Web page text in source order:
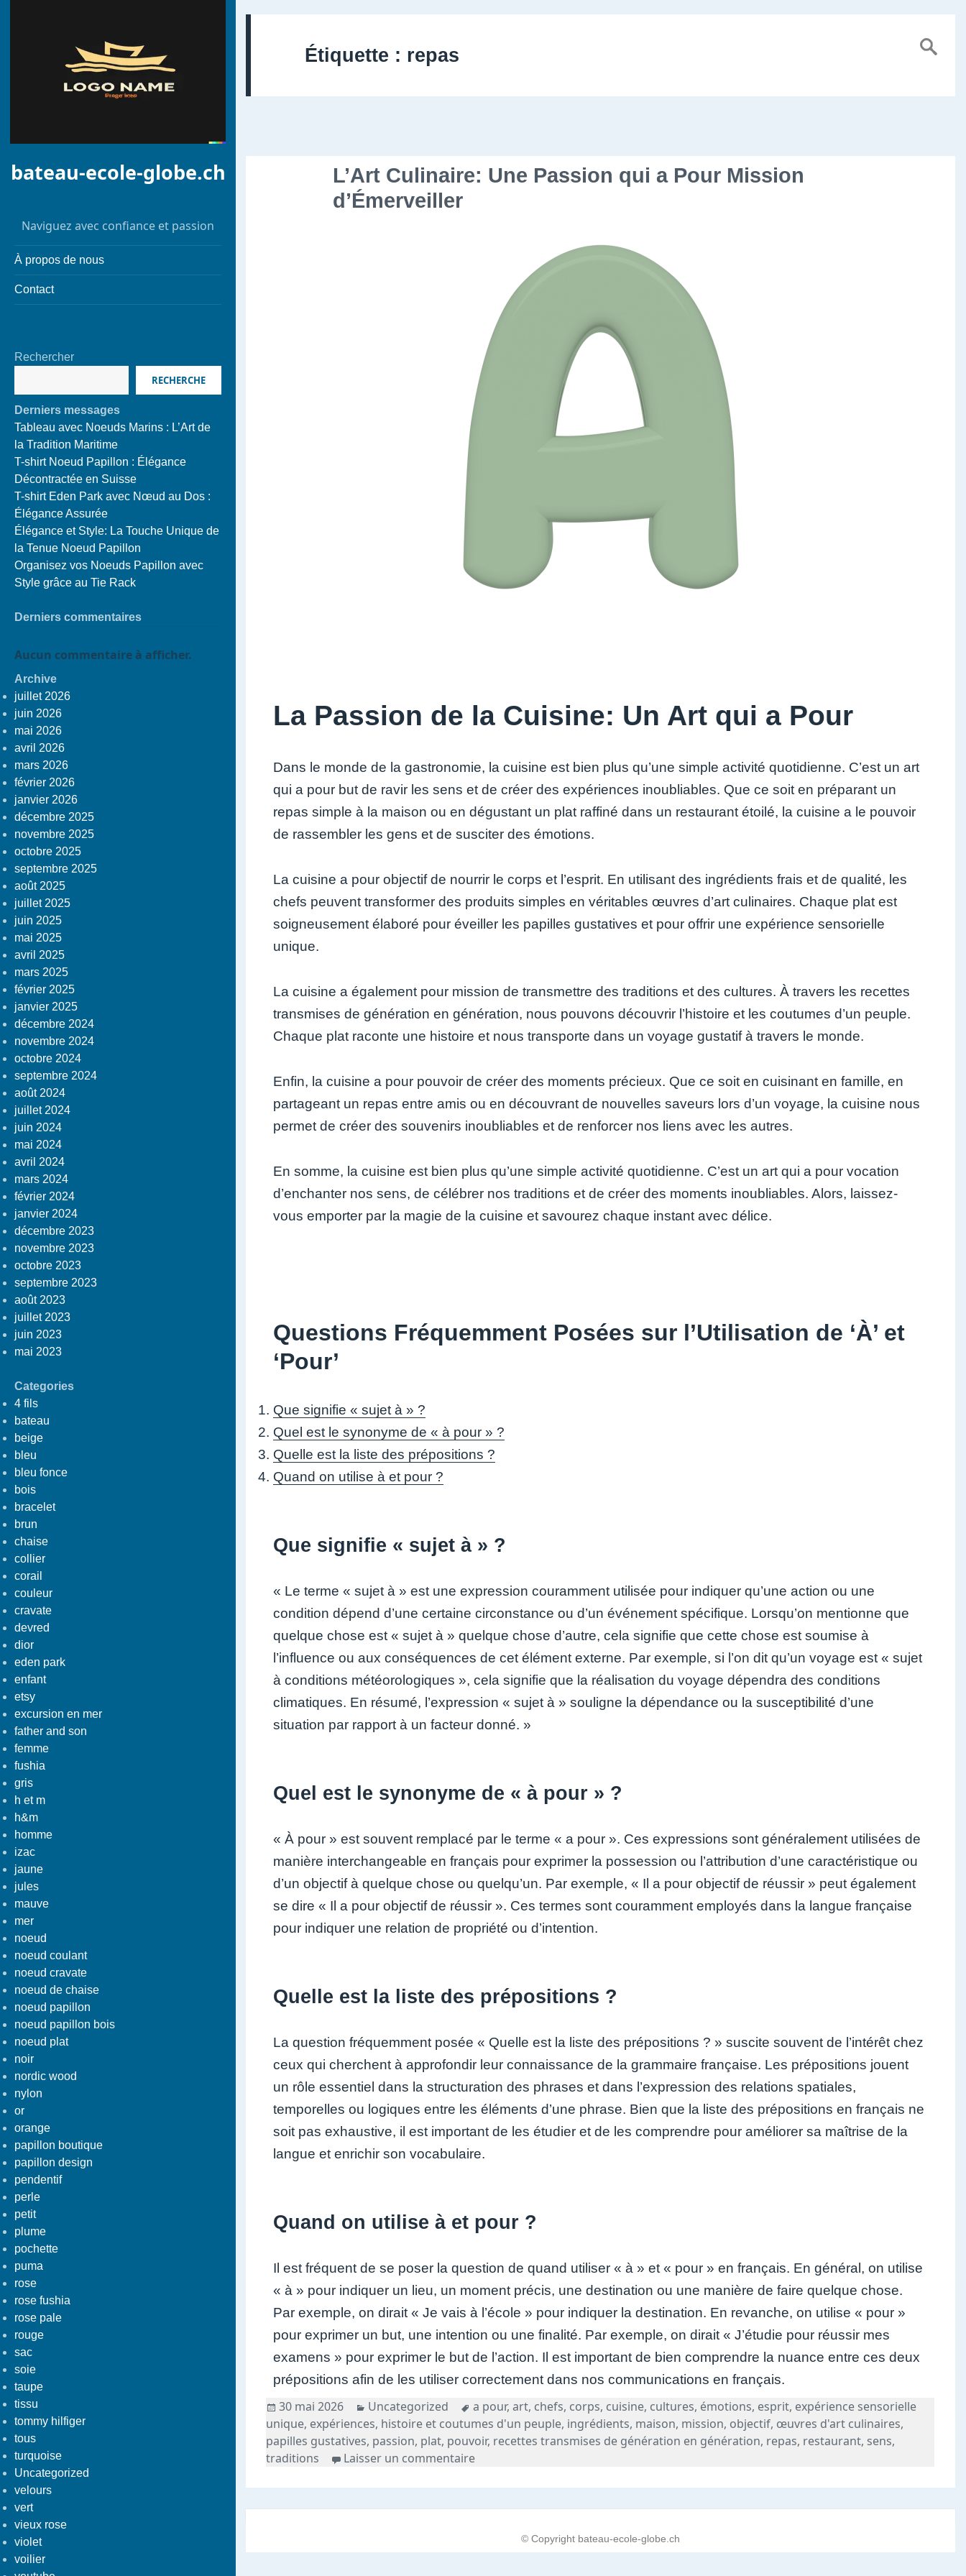
bateau-ecole-globe.ch
Naviguez avec confiance et passion
À propos de nous
Contact
Rechercher
RECHERCHE
Derniers messages
Tableau avec Noeuds Marins : L’Art de
la Tradition Maritime
T-shirt Noeud Papillon : Élégance
Décontractée en Suisse
T-shirt Eden Park avec Nœud au Dos :
Élégance Assurée
Élégance et Style: La Touche Unique de
la Tenue Noeud Papillon
Organisez vos Noeuds Papillon avec
Style grâce au Tie Rack
Derniers commentaires
Aucun commentaire à afficher.
Archive
juillet 2026
juin 2026
mai 2026
avril 2026
mars 2026
février 2026
janvier 2026
décembre 2025
novembre 2025
octobre 2025
septembre 2025
août 2025
juillet 2025
juin 2025
mai 2025
avril 2025
mars 2025
février 2025
janvier 2025
décembre 2024
novembre 2024
octobre 2024
septembre 2024
août 2024
juillet 2024
juin 2024
mai 2024
avril 2024
mars 2024
février 2024
janvier 2024
décembre 2023
novembre 2023
octobre 2023
septembre 2023
août 2023
juillet 2023
juin 2023
mai 2023
Categories
4 fils
bateau
beige
bleu
bleu fonce
bois
bracelet
brun
chaise
collier
corail
couleur
cravate
devred
dior
eden park
enfant
etsy
excursion en mer
father and son
femme
fushia
gris
h et m
h&m
homme
izac
jaune
jules
mauve
mer
noeud
noeud coulant
noeud cravate
noeud de chaise
noeud papillon
noeud papillon bois
noeud plat
noir
nordic wood
nylon
or
orange
papillon boutique
papillon design
pendentif
perle
petit
plume
pochette
puma
rose
rose fushia
rose pale
rouge
sac
soie
taupe
tissu
tommy hilfiger
tous
turquoise
Uncategorized
velours
vert
vieux rose
violet
voilier
Étiquette : repas
L’Art Culinaire: Une Passion qui a Pour Mission
d’Émerveiller
La Passion de la Cuisine: Un Art qui a Pour
Dans le monde de la gastronomie, la cuisine est bien plus qu’une simple activité quotidienne. C’est un art
qui a pour but de ravir les sens et de créer des expériences inoubliables. Que ce soit en préparant un
repas simple à la maison ou en dégustant un plat raffiné dans un restaurant étoilé, la cuisine a le pouvoir
de rassembler les gens et de susciter des émotions.
La cuisine a pour objectif de nourrir le corps et l’esprit. En utilisant des ingrédients frais et de qualité, les
chefs peuvent transformer des produits simples en véritables œuvres d’art culinaires. Chaque plat est
soigneusement élaboré pour éveiller les papilles gustatives et pour offrir une expérience sensorielle
unique.
La cuisine a également pour mission de transmettre des traditions et des cultures. À travers les recettes
transmises de génération en génération, nous pouvons découvrir l’histoire et les coutumes d’un peuple.
Chaque plat raconte une histoire et nous transporte dans un voyage gustatif à travers le monde.
Enfin, la cuisine a pour pouvoir de créer des moments précieux. Que ce soit en cuisinant en famille, en
partageant un repas entre amis ou en découvrant de nouvelles saveurs lors d’un voyage, la cuisine nous
permet de créer des souvenirs inoubliables et de renforcer nos liens avec les autres.
En somme, la cuisine est bien plus qu’une simple activité quotidienne. C’est un art qui a pour vocation
d’enchanter nos sens, de célébrer nos traditions et de créer des moments inoubliables. Alors, laissez-
vous emporter par la magie de la cuisine et savourez chaque instant avec délice.
Questions Fréquemment Posées sur l’Utilisation de ‘À’ et
‘Pour’
Que signifie « sujet à » ?
Quel est le synonyme de « à pour » ?
Quelle est la liste des prépositions ?
Quand on utilise à et pour ?
Que signifie « sujet à » ?
« Le terme « sujet à » est une expression couramment utilisée pour indiquer qu’une action ou une
condition dépend d’une certaine circonstance ou d’un événement spécifique. Lorsqu’on mentionne que
quelque chose est « sujet à » quelque chose d’autre, cela signifie que cette chose est soumise à
l’influence ou aux conséquences de cet élément externe. Par exemple, si l’on dit qu’un voyage est « sujet
à conditions météorologiques », cela signifie que la réalisation du voyage dépendra des conditions
climatiques. En résumé, l’expression « sujet à » souligne la dépendance ou la susceptibilité d’une
situation par rapport à un facteur donné. »
Quel est le synonyme de « à pour » ?
« À pour » est souvent remplacé par le terme « a pour ». Ces expressions sont généralement utilisées de
manière interchangeable en français pour exprimer la possession ou l’attribution d’une caractéristique ou
d’un objectif à quelque chose ou quelqu’un. Par exemple, « Il a pour objectif de réussir » peut également
se dire « Il a pour objectif de réussir ». Ces termes sont couramment employés dans la langue française
pour indiquer une relation de propriété ou d’intention.
Quelle est la liste des prépositions ?
La question fréquemment posée « Quelle est la liste des prépositions ? » suscite souvent de l’intérêt chez
ceux qui cherchent à approfondir leur connaissance de la grammaire française. Les prépositions jouent
un rôle essentiel dans la structuration des phrases et dans l’expression des relations spatiales,
temporelles ou logiques entre les éléments d’une phrase. Bien que la liste des prépositions en français ne
soit pas exhaustive, il est important de les étudier et de les comprendre pour améliorer sa maîtrise de la
langue et enrichir son vocabulaire.
Quand on utilise à et pour ?
Il est fréquent de se poser la question de quand utiliser « à » et « pour » en français. En général, on utilise
« à » pour indiquer un lieu, un moment précis, une destination ou une manière de faire quelque chose.
Par exemple, on dirait « Je vais à l’école » pour indiquer la destination. En revanche, on utilise « pour »
pour exprimer un but, une intention ou une finalité. Par exemple, on dirait « J’étudie pour réussir mes
examens » pour exprimer le but de l’action. Il est important de bien comprendre la nuance entre ces deux
prépositions afin de les utiliser correctement dans nos communications en français.
Publié
le
30 mai 2026 Catégories
Uncategorized Tags
a pour,art, chefs, corps, cuisine, cultures, émotions, esprit, expérience sensorielle
unique, expériences, histoire et coutumes d'un peuple, ingrédients, maison, mission, objectif, œuvres d'art culinaires,
papilles gustatives, passion, plat, pouvoir, recettes transmises de génération en génération, repas, restaurant, sens,
traditions
Laisser un commentairesur L’Art Culinaire: Une Passion qui a Pour Mission d’Émerveiller
© Copyright bateau-ecole-globe.ch